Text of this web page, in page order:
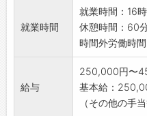
就業時間
就業時間：16
休憩時間：60
時間外労働時
給与
250,000円〜
基本給：
（その他の手